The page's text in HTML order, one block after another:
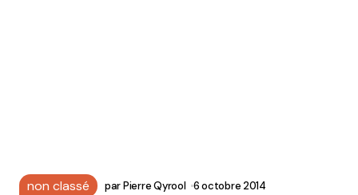
non classé parPierre Qyrool 6 octobre 2014